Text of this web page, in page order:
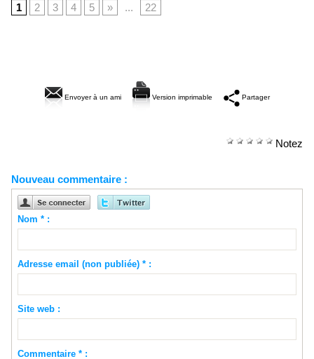
1
2 3 4 5 » ... 22
Envoyer à un ami Version imprimable Partager
Notez
Nouveau commentaire :
Nom * :
Adresse email (non publiée) * :
Site web :
Commentaire * :